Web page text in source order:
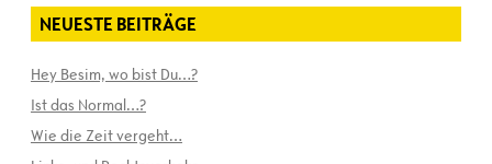
NEUESTE BEITRÄGE
Hey Besim, wo bist Du…?
Ist das Normal…?
Wie die Zeit vergeht…